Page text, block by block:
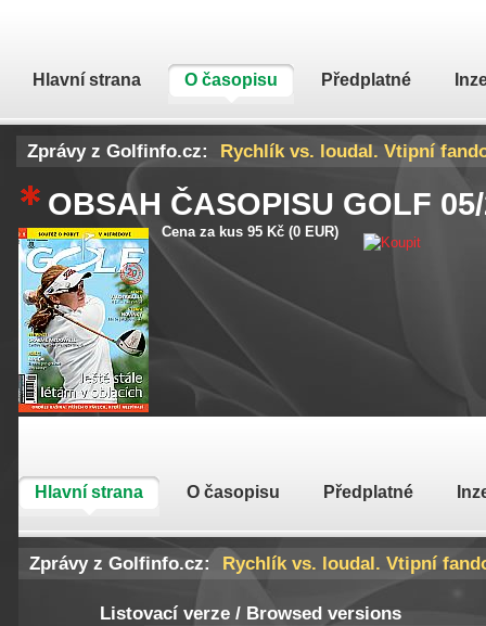
Hlavní strana O časopisu Předplatné
Zprávy z Golfinfo.cz: Rychlík vs. loudal. Vtipní
DeChambeau poprvé
OBSAH ČASOPISU GOLF
Cena za kus 95 Kč (0 EUR)